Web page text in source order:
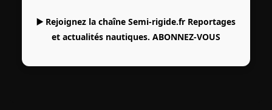
▶️ Rejoignez la chaîne Semi-rigide.fr Reportages
et actualités nautiques. ABONNEZ-VOUS